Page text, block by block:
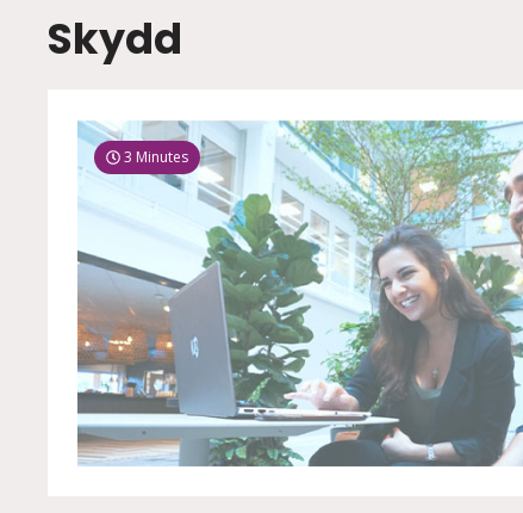
Skydd
3 Minutes